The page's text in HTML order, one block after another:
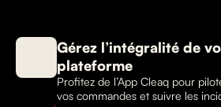
Gérez l’intégralité de
plateforme
Profitez de l’App Cleaq pour
vos commandes et suivre les